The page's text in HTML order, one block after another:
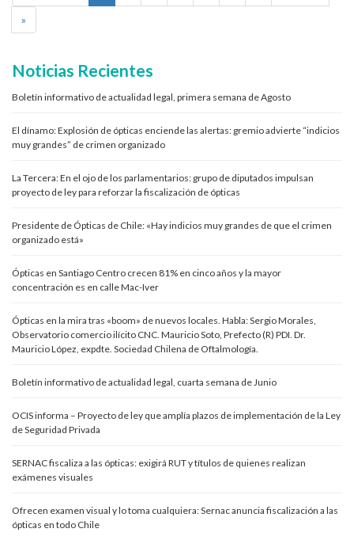
»
Noticias Recientes
Boletín informativo de actualidad legal, primera semana de Agosto
El dínamo: Explosión de ópticas enciende las alertas: gremio advierte “indicios
muy grandes” de crimen organizado
La Tercera: En el ojo de los parlamentarios: grupo de diputados impulsan
proyecto de ley para reforzar la fiscalización de ópticas
Presidente de Ópticas de Chile: «Hay indicios muy grandes de que el crimen
organizado está»
Ópticas en Santiago Centro crecen 81% en cinco años y la mayor
concentración es en calle Mac-Iver
Ópticas en la mira tras «boom» de nuevos locales. Habla: Sergio Morales,
Observatorio comercio ilícito CNC. Mauricio Soto, Prefecto (R) PDI. Dr.
Mauricio López, expdte. Sociedad Chilena de Oftalmología.
Boletín informativo de actualidad legal, cuarta semana de Junio
OCIS informa – Proyecto de ley que amplía plazos de implementación de la Ley
de Seguridad Privada
SERNAC fiscaliza a las ópticas: exigirá RUT y títulos de quienes realizan
exámenes visuales
Ofrecen examen visual y lo toma cualquiera: Sernac anuncia fiscalización a las
ópticas en todo Chile